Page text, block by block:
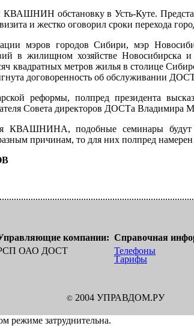
КВАШНИН обстановку в Усть-Куте.
и жестко оговорил сроки перехода
мэров городов Сибири, мэр
в жилищном хозяйстве Новосибирска
квадратных метров жилья в столице
договоренность об обслуживании
реформы, полпред президента
Совета директоров ДОСТа
КВАШНИНА, подобные семинары будут
причинам, то для них полпред
компании: Справочная
ОАО ДОСТ
Телефоны
Тарифы
© 2004 УПРАВДОМ.РУ
режиме затруднительна.